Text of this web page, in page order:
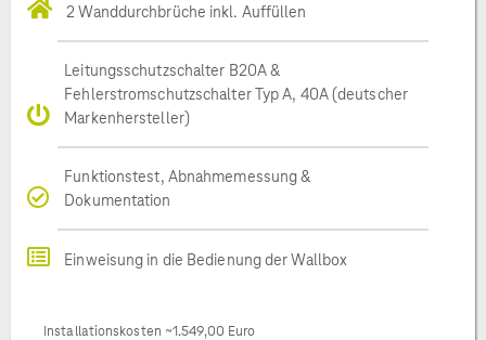
2 Wanddurchbrüche inkl. Auffüllen
Leitungsschutzschalter B20A &
Fehlerstromschutzschalter Typ A, 40A (deutscher
Markenhersteller)
Funktionstest, Abnahmemessung &
Dokumentation
Einweisung in die Bedienung der Wallbox
Installationskosten ~1.549,00 Euro